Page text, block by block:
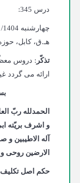
درس 345:
هـ.ق، کابل،
تذکّر : دروس
ارائه می گردد
الحمدلله ربّ
و اشرف بریّته
آله الاطیبین و
الارضین روحی و
حکم اصل تکلیف